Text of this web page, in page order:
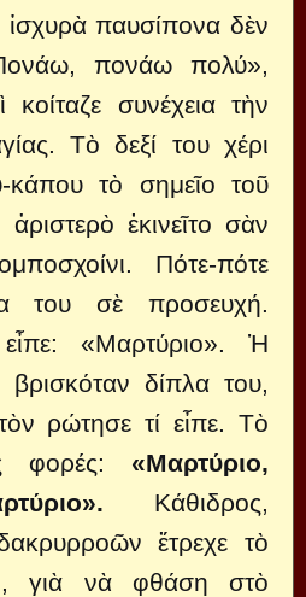
παυσίπονα δὲν
πονάω πολύ»,
κοίταζε συνέχεια τὴν
Τὸ δεξί του χέρι
κάπου τὸ σημεῖο τοῦ
ἐκινεῖτο σὰν
Πότε-πότε
του σὲ προσευχή.
«Μαρτύριο». Ἡ
δίπλα του,
ρώτησε τί εἶπε. Τὸ
φορές: «Μαρτύριο,
Κάθιδρος,
ἔτρεχε τὸ
γιὰ νὰ φθάση στὸ